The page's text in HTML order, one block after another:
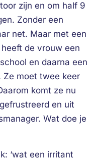
zijn en om half 9
Zonder een
net. Maar met een
de vrouw een
en daarna een
Ze moet twee keer
komt ze nu
en uit
Wat doe je
‘wat een irritant